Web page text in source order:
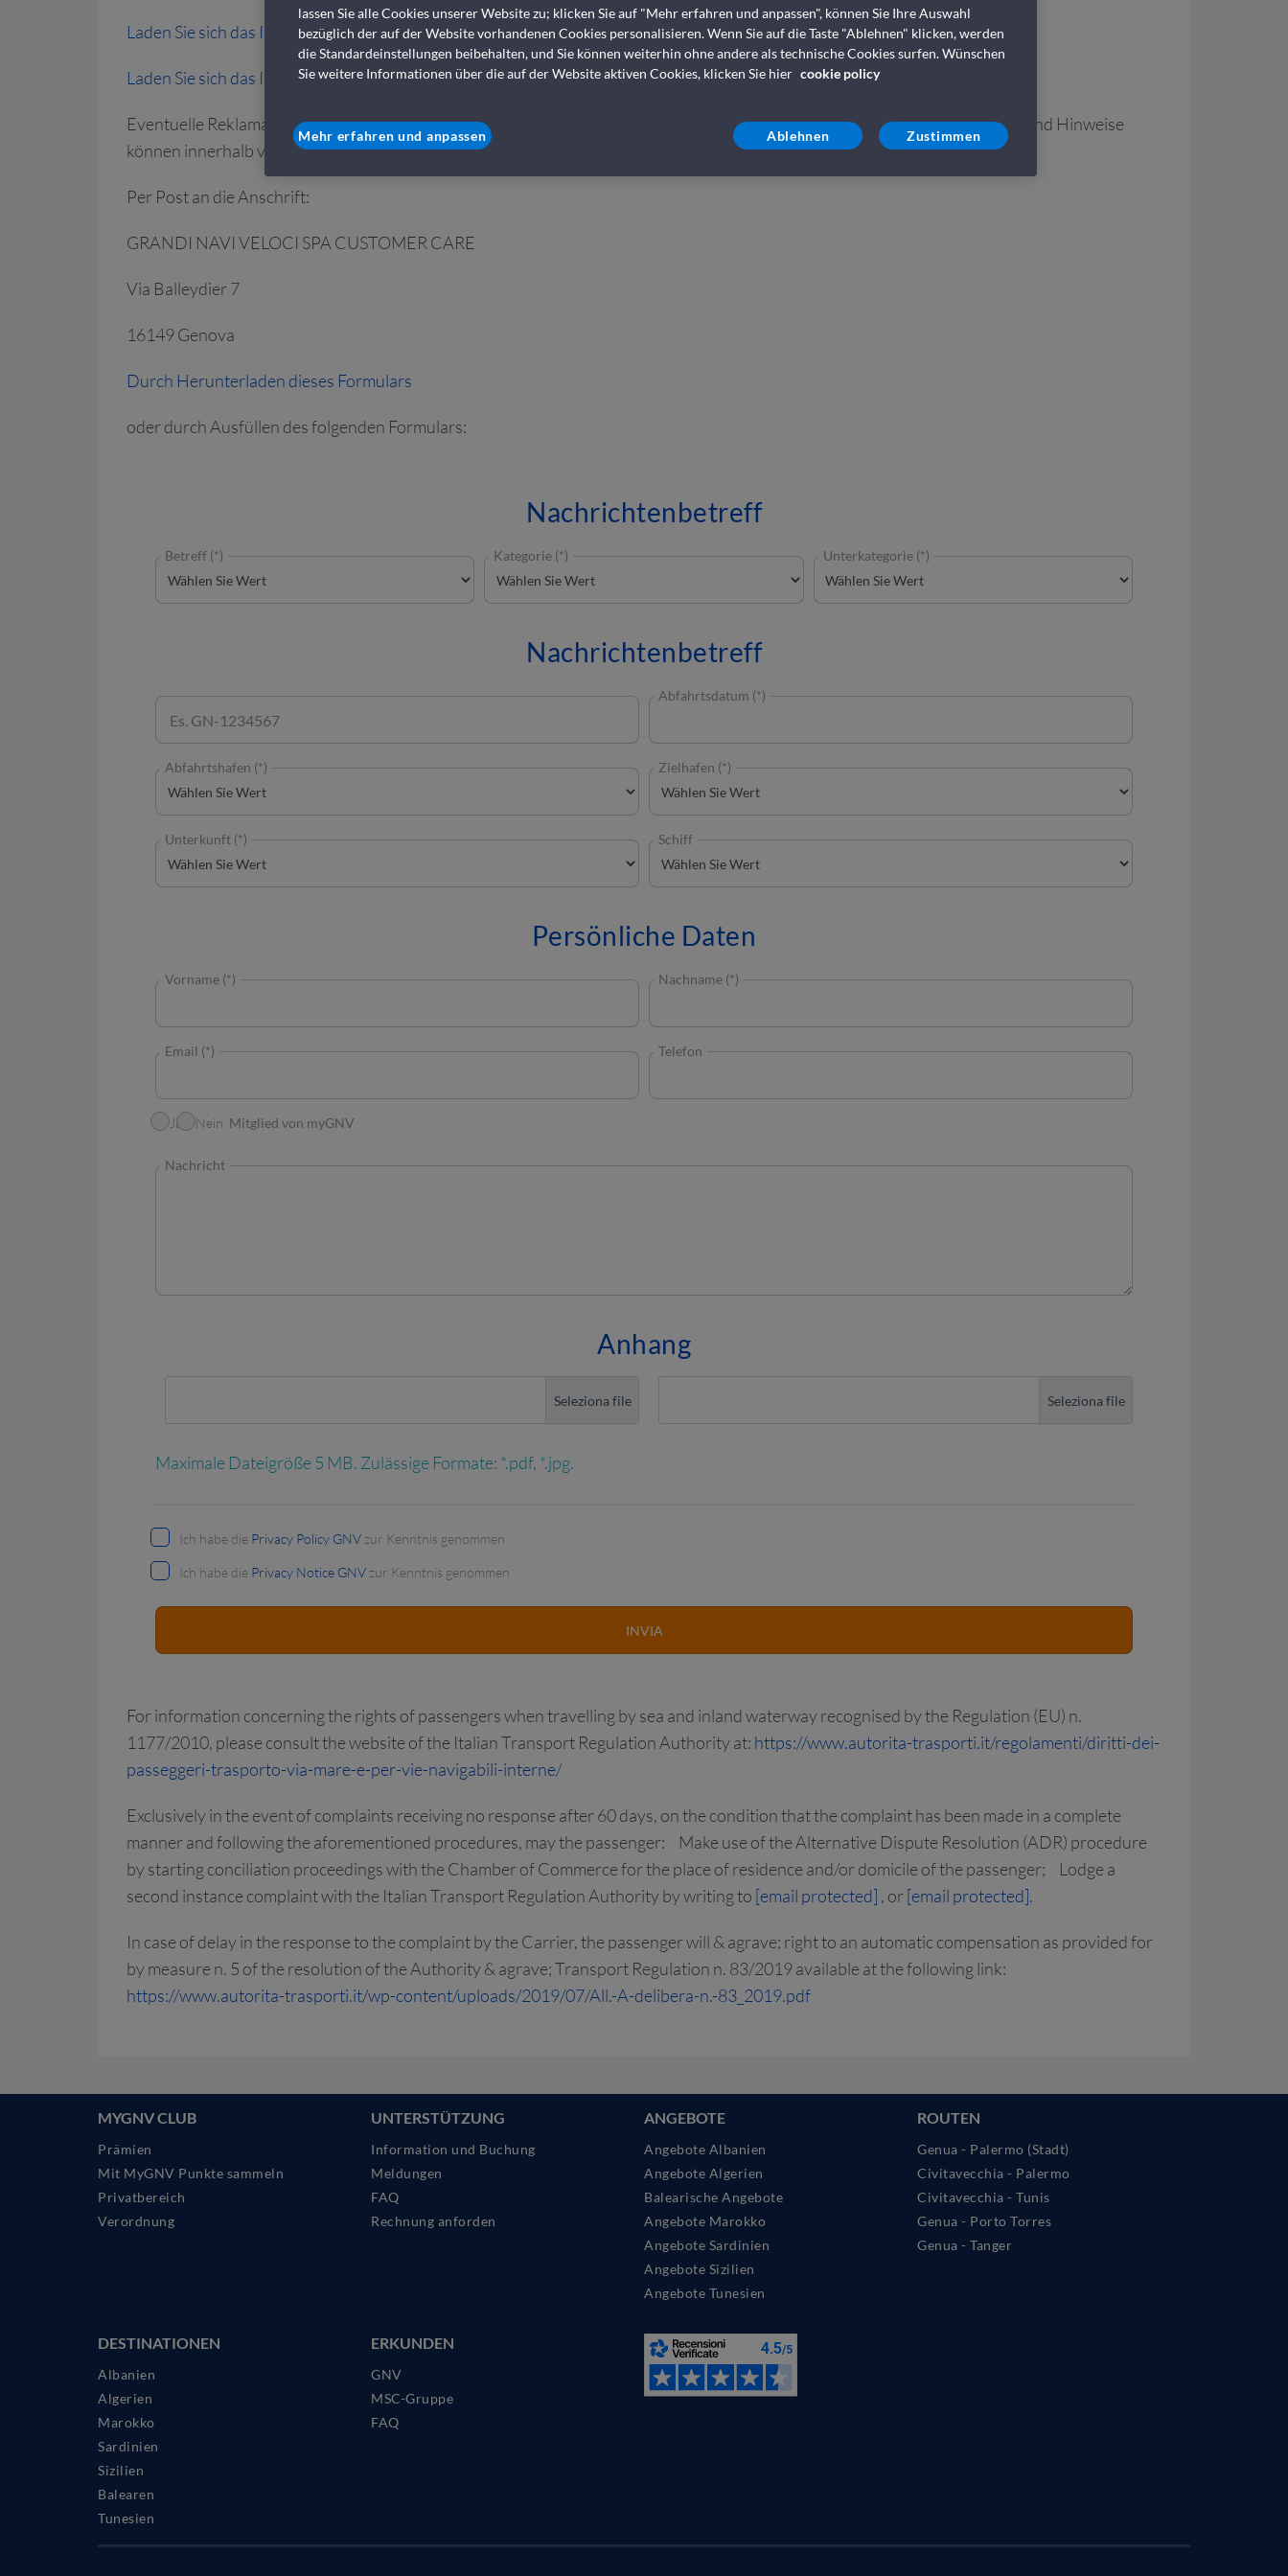
Laden Sie sich das Informationsblatt über die Rechte der Passagiere herunter
Laden Sie sich das Informationsblatt über Verspätungen herunter.
Eventuelle Reklamationen (zu operativen Änderungen, Problemen in den Hafenterminals, Unannehmlichkeiten an Bord etc.) und Hinweise
können innerhalb von 2 Monaten nach dem Reisedatum auf die folgende Weise eingesandt werden:
Per Post an die Anschrift:
GRANDI NAVI VELOCI SPA CUSTOMER CARE
Via Balleydier 7
16149 Genova
Durch Herunterladen dieses Formulars
oder durch Ausfüllen des folgenden Formulars:
Nachrichtenbetreff
Betreff (*) Kategorie (*) Unterkategorie (*)
Nachrichtenbetreff
Abfahrtsdatum (*)
Abfahrtshafen (*) Zielhafen (*)
Unterkunft (*) Schiff
Persönliche Daten
Vorname (*) Nachname (*)
Email (*) Telefon
Ich bin ein Mitglied von myGNV
Ja Nein
Nachricht
Anhang
Maximale Dateigröße 5 MB. Zulässige Formate: *.pdf, *.jpg.
Ich habe die Privacy Policy GNV zur Kenntnis genommen
Ich habe die Privacy Notice GNV zur Kenntnis genommen
For information concerning the rights of passengers when travelling by sea and inland waterway recognised by the Regulation (EU) n.
1177/2010, please consult the website of the Italian Transport Regulation Authority at: https://www.autorita-trasporti.it/regolamenti/diritti-dei-
passeggeri-trasporto-via-mare-e-per-vie-navigabili-interne/
Exclusively in the event of complaints receiving no response after 60 days, on the condition that the complaint has been made in a complete
manner and following the aforementioned procedures, may the passenger: Make use of the Alternative Dispute Resolution (ADR) procedure
by starting conciliation proceedings with the Chamber of Commerce for the place of residence and/or domicile of the passenger; Lodge a
second instance complaint with the Italian Transport Regulation Authority by writing to [email protected] , or[email protected].
In case of delay in the response to the complaint by the Carrier, the passenger will & agrave; right to an automatic compensation as provided for
by measure n. 5 of the resolution of the Authority & agrave; Transport Regulation n. 83/2019 available at the following link:
https://www.autorita-trasporti.it/wp-content/uploads/2019/07/All.-A-delibera-n.-83_2019.pdf
MYGNV CLUB
Prämien
Mit MyGNV Punkte sammeln
Privatbereich
Verordnung
UNTERSTÜTZUNG
Information und Buchung
Meldungen
FAQ
Rechnung anforden
ANGEBOTE
Angebote Albanien
Angebote Algerien
Balearische Angebote
Angebote Marokko
Angebote Sardinien
Angebote Sizilien
Angebote Tunesien
ROUTEN
Genua - Palermo (Stadt)
Civitavecchia - Palermo
Civitavecchia - Tunis
Genua - Porto Torres
Genua - Tanger
DESTINATIONEN
Albanien
Algerien
Marokko
Sardinien
Sizilien
Balearen
Tunesien
ERKUNDEN
GNV
MSC-Gruppe
FAQ
lassen Sie alle Cookies unserer Website zu; klicken Sie auf "Mehr erfahren und anpassen", können Sie Ihre Auswahl
bezüglich der auf der Website vorhandenen Cookies personalisieren. Wenn Sie auf die Taste "Ablehnen" klicken, werden
die Standardeinstellungen beibehalten, und Sie können weiterhin ohne andere als technische Cookies surfen. Wünschen
Sie weitere Informationen über die auf der Website aktiven Cookies, klicken Sie hier cookie policy
Mehr erfahren und anpassen Ablehnen Zustimmen